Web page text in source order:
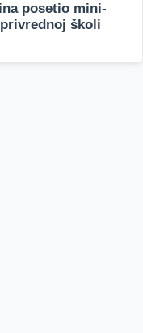
posetio mini-
školi